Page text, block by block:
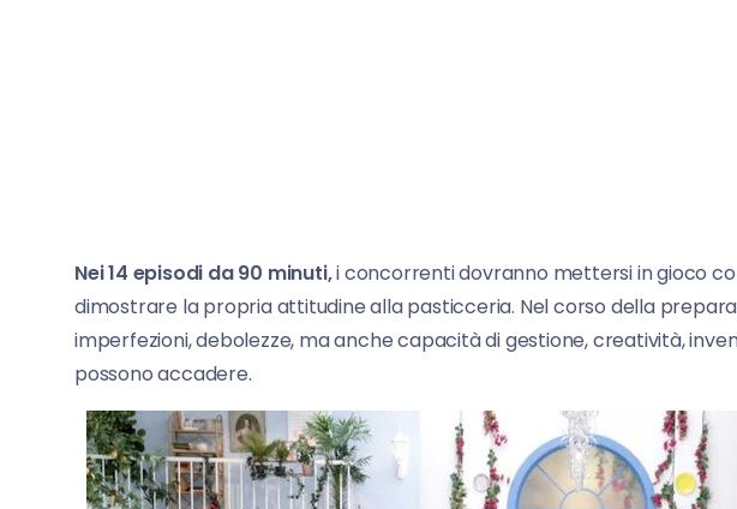
Nei 14 episodi da 90 minuti,i concorrenti dovranno mettersi in gioco
dimostrare la propria attitudine alla pasticceria. Nel corso della
imperfezioni, debolezze, ma anche capacità di gestione, creatività,
possono accadere.